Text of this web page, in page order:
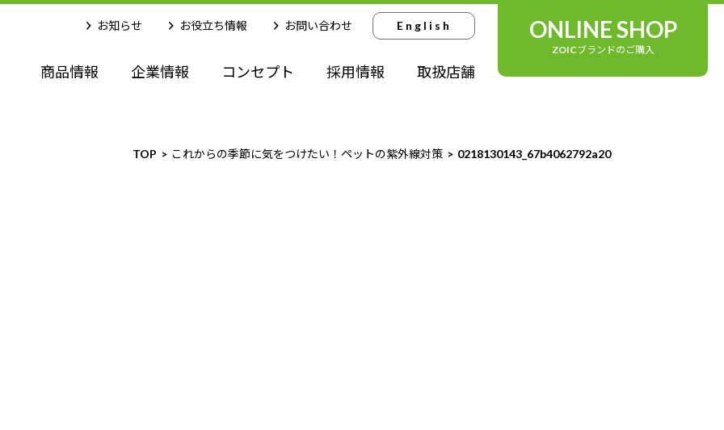
お知らせ お役立ち情報 お問い合わせ English
商品情報 企業情報 コンセプト 採用情報 取扱店舗
ONLINE SHOP
ZOICブランドのご購入
TOP これからの季節に気をつけたい！ペットの紫外線対策 0218130143_67b4062792a20